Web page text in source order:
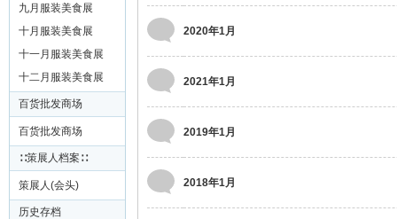
九月服装美食展
十月服装美食展
十一月服装美食展
十二月服装美食展
百货批发商场
百货批发商场
∷策展人档案∷
策展人(会头)
历史存档
2020年1月
2021年1月
2019年1月
2018年1月